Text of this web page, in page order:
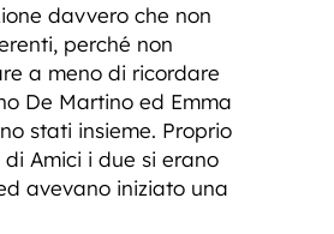
davvero che non
perché non
a meno di ricordare
De Martino ed Emma
stati insieme. Proprio
Amici i due si erano
avevano iniziato una